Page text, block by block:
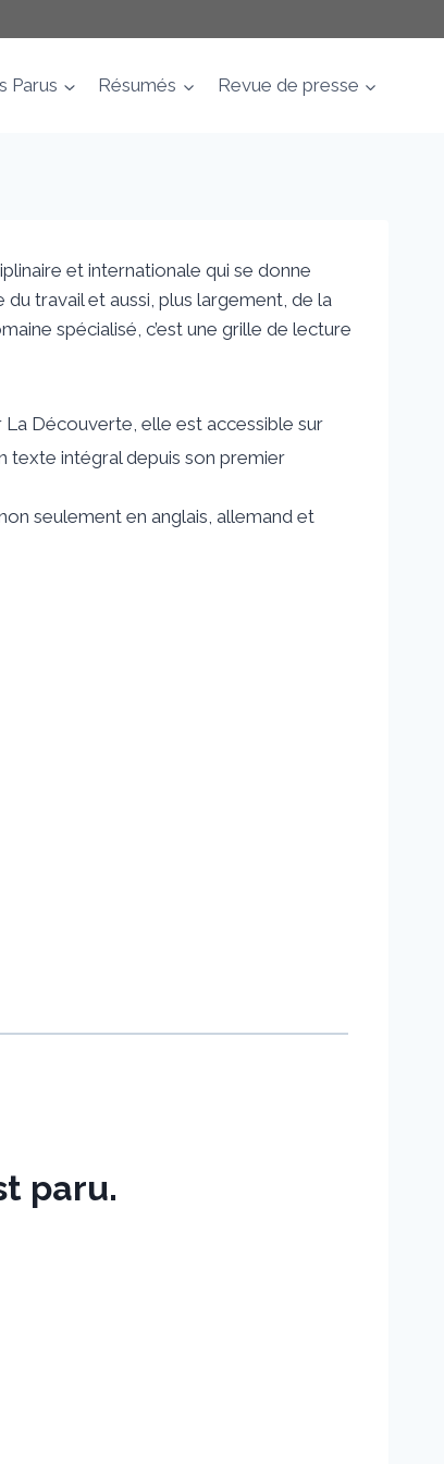
Parus Résumés Revue de presse
et internationale qui se donne
travail et aussi, plus largement, de la
spécialisé, c’est une grille de lecture
Découverte, elle est accessible sur
texte intégral depuis son premier
seulement en anglais, allemand et
paru.